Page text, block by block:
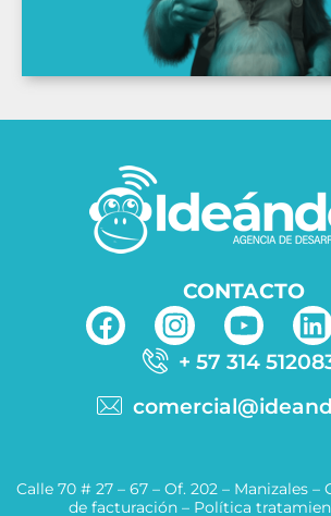
CONTACTO
+ 57 314
Calle 70 # 27 – 67 – Of. 202 – Manizales
de facturación– Política